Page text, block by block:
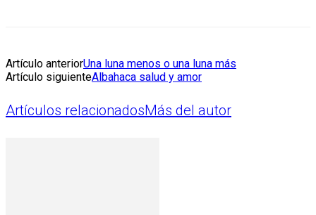
Artículo anteriorUna luna menos o una luna más
Artículo siguienteAlbahaca salud y amor
Artículos relacionadosMás del autor